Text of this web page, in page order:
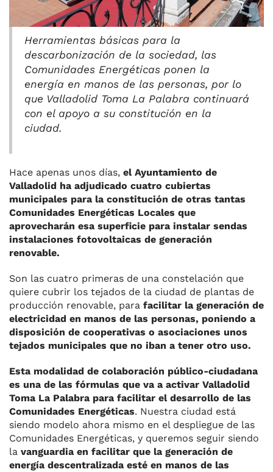
Herramientas básicas para la
descarbonización de la sociedad, las
Comunidades Energéticas ponen la
energía en manos de las personas, por lo
que Valladolid Toma La Palabra continuará
con el apoyo a su constitución en la
ciudad.
Hace apenas unos días, el Ayuntamiento de
Valladolid ha adjudicado cuatro cubiertas
municipales para la constitución de otras tantas
Comunidades Energéticas Locales que
aprovecharán esa superficie para instalar sendas
instalaciones fotovoltaicas de generación
renovable.
Son las cuatro primeras de una constelación que
quiere cubrir los tejados de la ciudad de plantas de
producción renovable, para facilitar la generación de
electricidad en manos de las personas, poniendo a
disposición de cooperativas o asociaciones unos
tejados municipales que no iban a tener otro uso.
Esta modalidad de colaboración público-ciudadana
es una de las fórmulas que va a activar Valladolid
Toma La Palabra para facilitar el desarrollo de las
Comunidades Energéticas. Nuestra ciudad está
siendo modelo ahora mismo en el despliegue de las
Comunidades Energéticas, y queremos seguir siendo
la vanguardia en facilitar que la generación de
energía descentralizada esté en manos de las